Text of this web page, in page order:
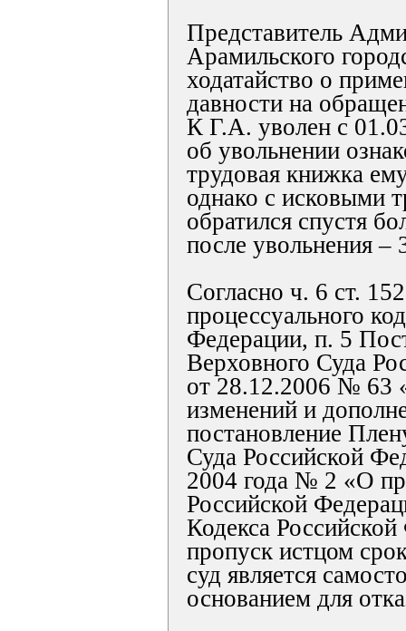
Представитель
Арамильского
ходатайство о
давности на
К Г.А. уволен с
об увольнении
трудовая книжка
однако с исковыми
обратился спустя
после увольнения –
Согласно ч. 6 ст.
процессуального
Федерации, п. 5
Верховного Суда
от 28.12.2006 № 63
изменений и
постановление
Суда Российской
2004 года № 2 «О
Российской
Кодекса
пропуск истцом
суд является
основанием для